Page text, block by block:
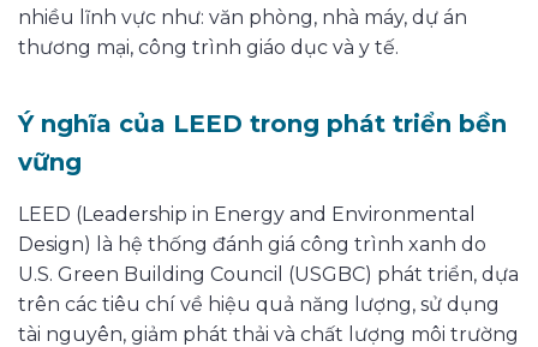
nhiều lĩnh vực như: văn phòng, nhà máy, dự án
thương mại, công trình giáo dục và y tế.
Ý nghĩa của LEED trong phát triển bền
vững
LEED (Leadership in Energy and Environmental
Design) là hệ thống đánh giá công trình xanh do
U.S. Green Building Council (USGBC) phát triển, dựa
trên các tiêu chí về hiệu quả năng lượng, sử dụng
tài nguyên, giảm phát thải và chất lượng môi trường